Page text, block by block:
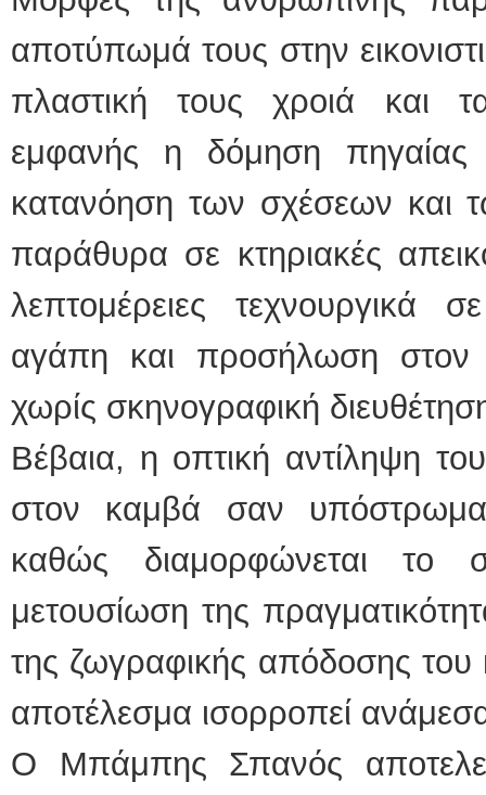
αποτύπωμά τους στην
πλαστική τους χροιά και
εμφανής η δόμηση πηγαίας
κατανόηση των σχέσεων και
παράθυρα σε κτηριακές
λεπτομέρειες τεχνουργικά
αγάπη και προσήλωση στον
χωρίς σκηνογραφική
Βέβαια, η οπτική αντίληψη
στον καμβά σαν υπόστρωμα
καθώς διαμορφώνεται το
μετουσίωση της
της ζωγραφικής απόδοσης του
αποτέλεσμα ισορροπεί
Ο Μπάμπης Σπανός